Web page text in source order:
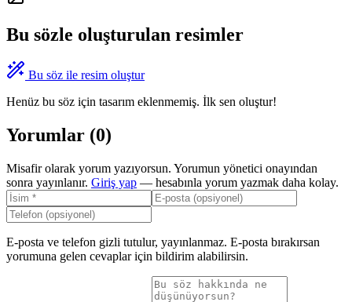
Bu sözle oluşturulan resimler
Bu söz ile resim oluştur
Henüz bu söz için tasarım eklenmemiş. İlk sen oluştur!
Yorumlar (0)
Misafir olarak yorum yazıyorsun. Yorumun yönetici onayından
sonra yayınlanır. Giriş yap — hesabınla yorum yazmak daha kolay.
E-posta ve telefon gizli tutulur, yayınlanmaz. E-posta bırakırsan
yorumuna gelen cevaplar için bildirim alabilirsin.